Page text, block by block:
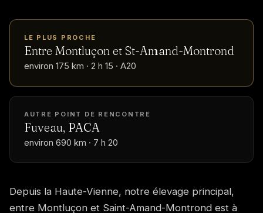
LE PLUS PROCHE
Entre Montluçon et St-Amand-Montrond
environ 175 km · 2 h 15 · A20
AUTRE POINT DE RENCONTRE
Fuveau, PACA
environ 690 km · 7 h 20
Depuis la Haute-Vienne, notre élevage principal,
entre Montluçon et Saint-Amand-Montrond est à